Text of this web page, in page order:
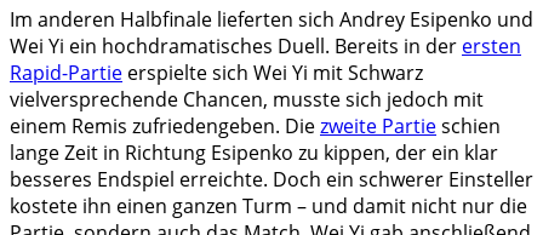
Im anderen Halbfinale lieferten sich Andrey Esipenko und
Wei Yi ein hochdramatisches Duell. Bereits in der ersten
Rapid-Partie erspielte sich Wei Yi mit Schwarz
vielversprechende Chancen, musste sich jedoch mit
einem Remis zufriedengeben. Diezweite Partieschien
lange Zeit in Richtung Esipenko zu kippen, der ein klar
besseres Endspiel erreichte. Doch ein schwerer Einsteller
kostete ihn einen ganzen Turm – und damit nicht nur die